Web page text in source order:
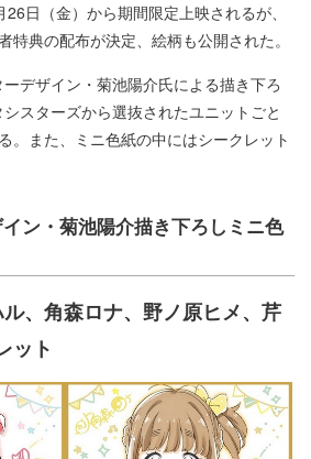
⽇（金）から期間限定上映されるが、
特典の配布が決定、絵柄も公開された。
デザイン・菊池陽介氏による描き下ろ
スターズから選抜されたユニットごと
。また、ミニ色紙の中にはシークレット
イン・菊池陽介描き下ろしミニ色
、角森ロナ、野ノ原ヒメ、芹
ット